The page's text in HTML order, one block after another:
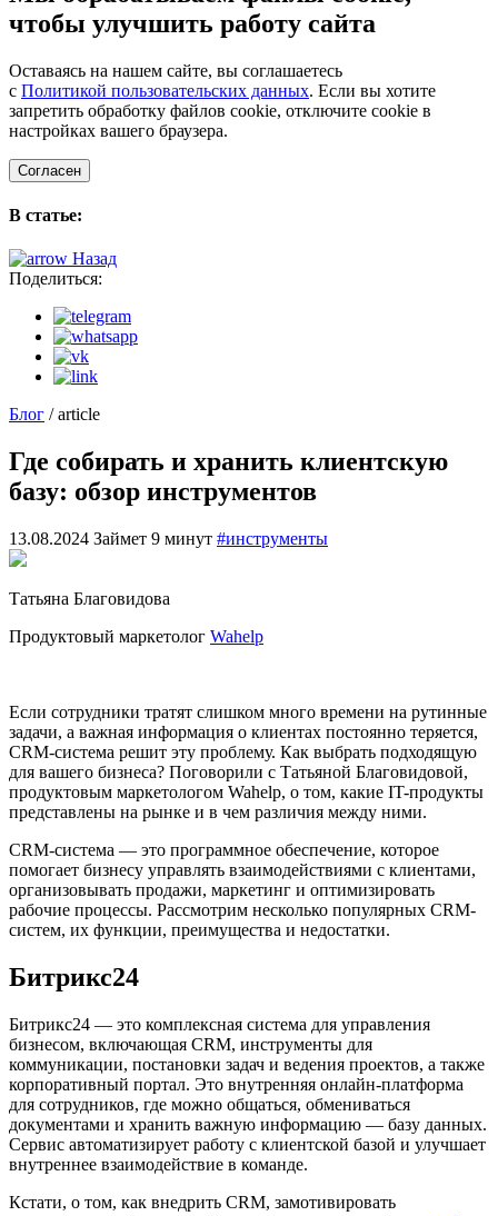
чтобы улучшить работу сайта
Оставаясь на нашем сайте, вы соглашаетесь
с Политикой пользовательских данных. Если вы хотите
запретить обработку файлов cookie, отключите cookie в
настройках вашего браузера.
Согласен
В статье:
Назад
Поделиться:
Блог / article
Где собирать и хранить клиентскую
базу: обзор инструментов
13.08.2024 Займет 9 минут #инструменты
Татьяна Благовидова
Продуктовый маркетолог Wahelp
Если сотрудники тратят слишком много времени на рутинные
задачи, а важная информация о клиентах постоянно теряется,
CRM-система решит эту проблему. Как выбрать подходящую
для вашего бизнеса? Поговорили с Татьяной Благовидовой,
продуктовым маркетологом Wahelp, о том, какие IT-продукты
представлены на рынке и в чем различия между ними.
CRM-система — это программное обеспечение, которое
помогает бизнесу управлять взаимодействиями с клиентами,
организовывать продажи, маркетинг и оптимизировать
рабочие процессы. Рассмотрим несколько популярных CRM-
систем, их функции, преимущества и недостатки.
Битрикс24
Битрикс24 — это комплексная система для управления
бизнесом, включающая CRM, инструменты для
коммуникации, постановки задач и ведения проектов, а также
корпоративный портал. Это внутренняя онлайн-платформа
для сотрудников, где можно общаться, обмениваться
документами и хранить важную информацию — базу данных.
Сервис автоматизирует работу с клиентской базой и улучшает
внутреннее взаимодействие в команде.
Кстати, о том, как внедрить CRM, замотивировать